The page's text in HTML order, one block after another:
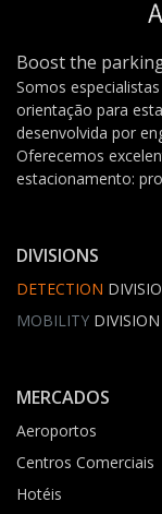
Boost the
Somos
orientação para
desenvolvida por
Oferecemos
estacionamento:
DIVISIONS
DETECTION
MOBILITY DIVISION
MERCADOS
Aeroportos
Centros Comerciais
Hotéis